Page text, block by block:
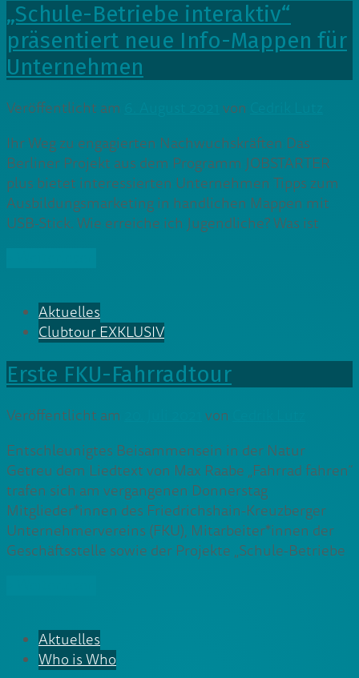
„Schule-Betriebe interaktiv“
präsentiert neue Info-Mappen für
Unternehmen
Veröffentlicht am von
Ihr Weg zu engagierten Nachwuchskräften Das
Berliner Projekt aus dem Programm JOBSTARTER
plus bietet interessierten Unternehmen Tipps zum
Ausbildungsmarketing in handlichen Mappen mit
USB-Stick. Wie erreiche ich Jugendliche? Was ist
Aktuelles
Clubtour EXKLUSIV
Erste FKU-Fahrradtour
Veröffentlicht am von
Entschleunigtes Beisammensein in der Natur
Getreu dem Liedtext von Max Raabe „Fahrrad fahren“
trafen sich am vergangenen Donnerstag
Mitglieder*innen des Friedrichshain-Kreuzberger
Unternehmervereins (FKU), Mitarbeiter*innen der
Geschäftsstelle sowie der Projekte „Schule-Betriebe
Aktuelles
Who is Who